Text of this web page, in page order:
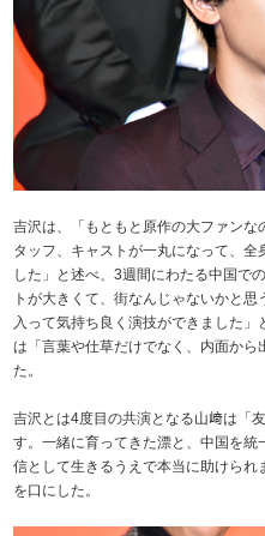
吉沢は、「もともと原作の大ファン
タッフ、キャストが一丸になって、
した」と述べ、3週間にわたる中国で
トが大きくて、街なんじゃないかと
入って気持ち良く演技ができました
は「言葉や仕草だけでなく、内面か
た。
吉沢とは4度目の共演となる山﨑は「
す。一緒に育ってきた漂と、中国を
信として生きるうえで本当に助けら
を口にした。